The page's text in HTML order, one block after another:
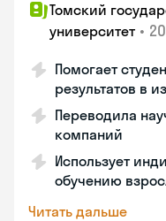
Томский
университет •
Помогает
результатов в
Переводила
компаний
Использует
обучению
Читать дальше